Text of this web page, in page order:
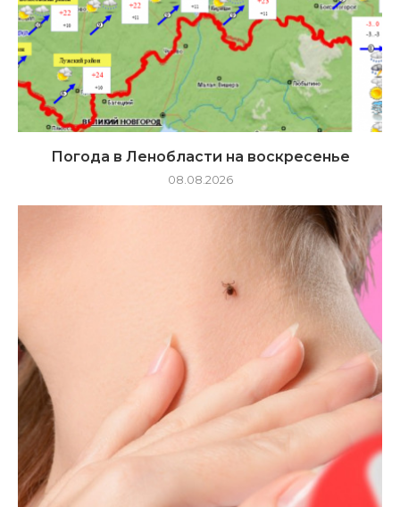
Погода в Ленобласти на воскресенье
08.08.2026